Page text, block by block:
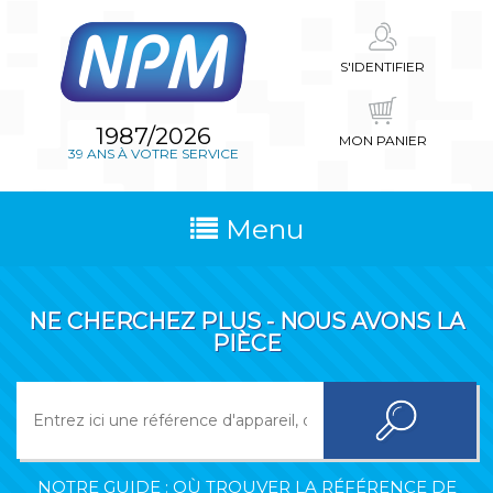
1987/2026
39 ANS À VOTRE SERVICE
S'IDENTIFIER
MON PANIER
Menu
NE CHERCHEZ PLUS - NOUS AVONS LA
PIÈCE
NOTRE GUIDE : OÙ TROUVER LA RÉFÉRENCE DE